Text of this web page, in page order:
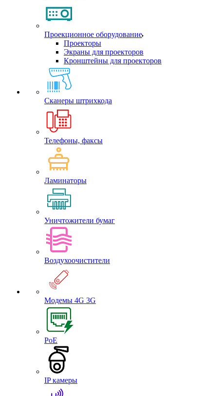
Проекционное оборудование
Проекторы
Экраны для проекторов
Кронштейны для проекторов
Сканеры штрихкода
Телефоны, факсы
Ламинаторы
Уничтожители бумаг
Воздухоочистители
Модемы 4G 3G
PoE
IP камеры